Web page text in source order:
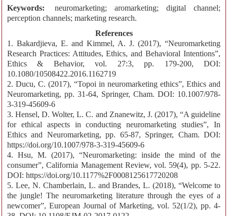
Keywords:
neuromarketing; aromarketing; digital channel;
perception channels; marketing research.
References
1. Bakardjieva, E. and Kimmel, A. J. (2017), “Neuromarketing
Research Practices: Attitudes, Ethics, and Behavioral Intentions”,
Ethics & Behavior, vol. 27:3, pp. 179-200, DOI:
10.1080/10508422.2016.1162719
2. Ducu, C. (2017), “Topoi in neuromarketing ethics”, Ethics and
Neuromarketing, pp. 31-64, Springer, Cham. DOI: 10.1007/978-
3-319-45609-6
3. Hensel, D. Wolter, L. C. and Znanewitz, J. (2017), “A guideline
for ethical aspects in conducting neuromarketing studies”, In
Ethics and Neuromarketing, pp. 65-87, Springer, Cham. DOI:
https://doi.org/10.1007/978-3-319-45609-6
4. Hsu, M. (2017), “Neuromarketing: inside the mind of the
consumer”, California Management Review, vol. 59(4), pp. 5-22.
DOI: https://doi.org/10.1177%2F0008125617720208
5. Lee, N. Chamberlain, L. and Brandes, L. (2018), “Welcome to
the jungle! The neuromarketing literature through the eyes of a
newcomer”, European Journal of Marketing, vol. 52(1/2), pp. 4-